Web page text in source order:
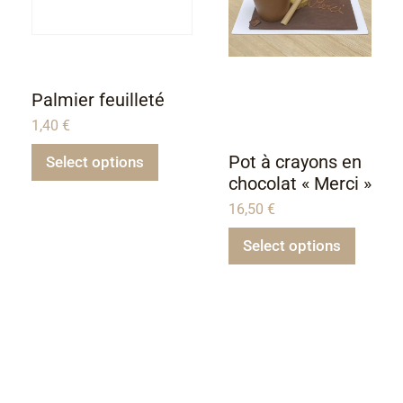
Palmier feuilleté
1,40 €
Select options
Pot à crayons en
chocolat « Merci »
16,50 €
Select options